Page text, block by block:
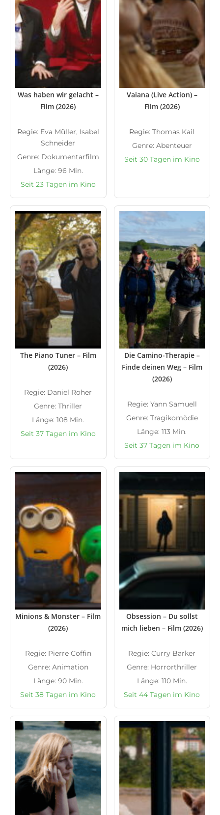
Was haben wir gelacht –
Film (2026)
Regie: Eva Müller, Isabel
Schneider
Genre: Dokumentarfilm
Länge: 96 Min.
Seit 23 Tagen im Kino
Vaiana (Live Action) –
Film (2026)
Regie: Thomas Kail
Genre: Abenteuer
Seit 30 Tagen im Kino
The Piano Tuner – Film
(2026)
Regie: Daniel Roher
Genre: Thriller
Länge: 108 Min.
Seit 37 Tagen im Kino
Die Camino-Therapie –
Finde deinen Weg – Film
(2026)
Regie: Yann Samuell
Genre: Tragikomödie
Länge: 113 Min.
Seit 37 Tagen im Kino
Minions & Monster – Film
(2026)
Regie: Pierre Coffin
Genre: Animation
Länge: 90 Min.
Seit 38 Tagen im Kino
Obsession – Du sollst
mich lieben – Film (2026)
Regie: Curry Barker
Genre: Horrorthriller
Länge: 110 Min.
Seit 44 Tagen im Kino